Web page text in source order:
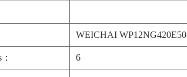
WEICHAI WP12NG420E50
6